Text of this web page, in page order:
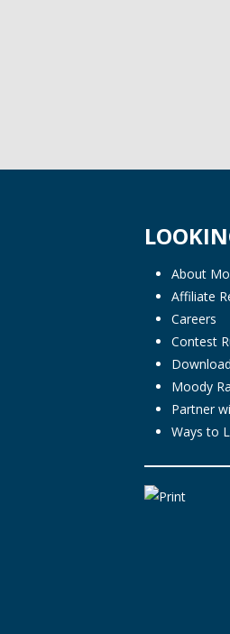
About
Affiliate
Careers
Contest
Moody
Partner
Ways to